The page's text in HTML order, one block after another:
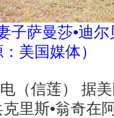
子萨曼莎•迪
美国媒体）
（信莲） 据
里斯•翁奇在